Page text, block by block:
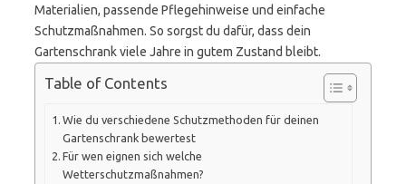
Materialien, passende Pflegehinweise und einfache
Schutzmaßnahmen. So sorgst du dafür, dass dein
Gartenschrank viele Jahre in gutem Zustand bleibt.
Table of Contents
Wie du verschiedene Schutzmethoden für deinen
Gartenschrank bewertest
Für wen eignen sich welche
Wetterschutzmaßnahmen?